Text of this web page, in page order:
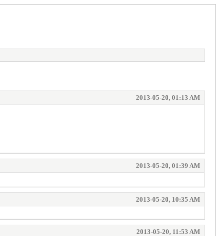
2013-05-20, 01:13 AM
2013-05-20, 01:39 AM
2013-05-20, 10:35 AM
2013-05-20, 11:53 AM